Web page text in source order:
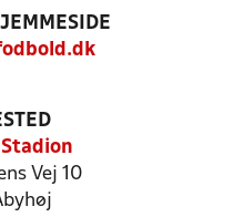
Vej 10